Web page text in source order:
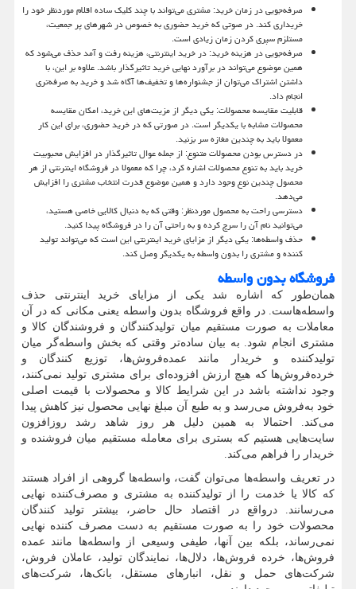
صرفه‌جویی در زمان خرید: مشتری می‌تواند با چند کلیک ساده اقلام موردنظر خود را
خریداری کند. در صوتی که خرید حضوری به خصوص در شهرهای پر جمعیت،
مستلزم سپری کردن زمان زیادی است.
صرفه‌جویی در هزینه خرید: در خرید اینترنتی، هزینه رفت و آمد حذف می‌شود که
همین موضوع می‌تواند در برآورد نهایی خرید تاثیرگذار باشد. علاوه بر این، با
داشتن اشتراک می‌توان از جشنواره‌ها و تخفیف‌ها آگاه شد و خرید به صرفه‌تری
انجام داد.
قابلیت مقایسه محصولات: یکی دیگر از مزیت‌های این خرید، امکان مقایسه
محصولات مشابه با یکدیگر است. در صورتی که در خرید حضوری، برای این کار
معمولا باید به چندین مغازه سر بزنید.
در دسترس بودن محصولات متنوع: از جمله عوال تاثیرگذار در افزایش محبوبیت
خرید باید به تنوع محصولات اشاره کرد، چرا که معمولا در فروشگاه اینترنتی از هر
محصول چندین نوع وجود دارد و همین موضوع قدرت انتخاب مشتری را افزایش
می‌دهد.
دسترسی راحت به محصول موردنظر: وقتی که به دنبال کالایی خاصی هستید،
می‌توانید نام آن را سرچ کرده و به راحتی آن را در فروشگاه پیدا کنید.
حذف واسطه‌ها: یکی دیگر از مزایای خرید اینترنتی این است که می‌تواند تولید
کننده و مشتری را بدون واسطه به یکدیگر وصل کند.
فروشگاه بدون واسطه
همان‌طور که اشاره شد یکی از مزایای خرید اینترنتی حذف
واسطه‌هاست. در واقع فروشگاه بدون واسطه یعنی مکانی که در آن
معاملات به صورت مستقیم میان تولیدکنندگان و فروشندگان کالا و
مشتری انجام شود. به بیان ساده‌تر وقتی که بخش واسطه‌گر میان
تولیدکننده و خریدار مانند عمده‌فروش‌ها، توزیع کنندگان و
خرده‌فروش‌ها که هیچ ارزش افزوده‌ای برای مشتری تولید نمی‌کنند،
وجود نداشته باشد در این شرایط کالا و محصولات با قیمت اصلی
خود به‌فروش می‌رسد و به طبع آن مبلغ نهایی محصول نیز کاهش پیدا
می‌کند. احتمالا به همین دلیل هر روز شاهد رشد روزافزون
سایت‌هایی هستیم که بستری برای معامله مستقیم میان فروشنده و
خریدار را فراهم می‌کند.
در تعریف واسطه‌ها می‌توان گفت، واسطه‌ها گروهی از افراد هستند
که کالا یا خدمت را از تولیدکننده به مشتری و مصرف‌کننده نهایی
می‌رسانند. درواقع در اقتصاد حال حاضر، بیشتر تولید کنندگان
محصولات خود را به صورت مستقیم به دست مصرف کننده نهایی
نمی‌رساند، بلکه بین آنها، طیفی وسیعی از واسطه‌ها مانند عمده
فروش‌ها، خرده فروش‌ها، دلال‌ها، نمایندگان تولید، عاملان فروش،
شرکت‌های حمل و نقل، انبارهای مستقل، بانک‌ها، شرکت‌های